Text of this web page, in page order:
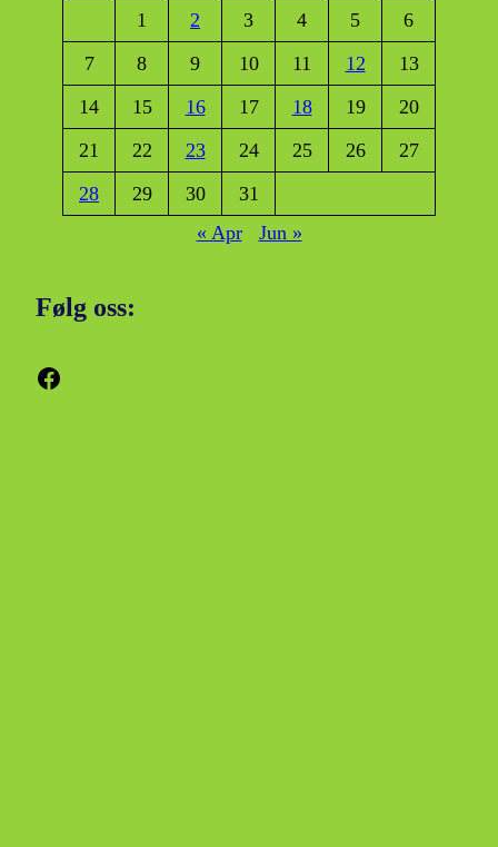
1
2 3 4 5
6
7
8 9 10 11 12
13
14
15 16 17 18 19
20
21
22 23 24 25 26
27
28
29 30
31
« Apr
Jun »
Følg oss:
Facebook